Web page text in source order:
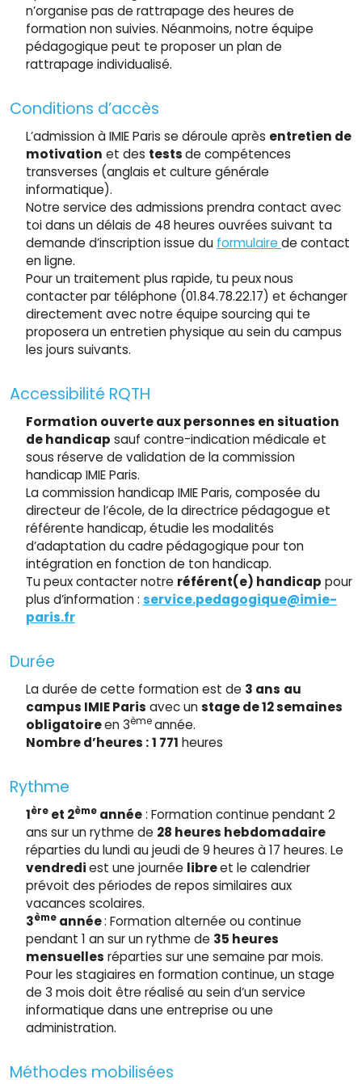
n’organise pas de rattrapage des heures de
formation non suivies. Néanmoins, notre équipe
pédagogique peut te proposer un plan de
rattrapage individualisé.
Conditions d’accès
L’admission à IMIE Paris se déroule après entretien de
motivation et des testsde compétences
transverses (anglais et culture générale
informatique).
Notre service des admissions prendra contact avec
toi dans un délais de 48 heures ouvrées suivant ta
demande d’inscription issue du formulaire de contact
en ligne.
Pour un traitement plus rapide, tu peux nous
contacter par téléphone (01.84.78.22.17) et échanger
directement avec notre équipe sourcing qui te
proposera un entretien physique au sein du campus
les jours suivants.
Accessibilité RQTH
Formation ouverte aux personnes en situation
de handicap sauf contre-indication médicale et
sous réserve de validation de la commission
handicap IMIE Paris.
La commission handicap IMIE Paris, composée du
directeur de l’école, de la directrice pédagogue et
référente handicap, étudie les modalités
d’adaptation du cadre pédagogique pour ton
intégration en fonction de ton handicap.
Tu peux contacter notre référent(e) handicap pour
plus d’information : service.pedagogique@imie-
paris.fr
Durée
La durée de cette formation est de 3 ans au
campus IMIE Paris avec unstage de 12 semaines
obligatoireen 3èmeannée.
Nombre d’heures :1 771 heures
Rythme
1ère et 2ème année: Formation continue pendant 2
ans sur un rythme de 28 heures hebdomadaire
réparties du lundi au jeudi de 9 heures à 17 heures. Le
vendrediest une journée libreet le calendrier
prévoit des périodes de repos similaires aux
vacances scolaires.
3ème année: Formation alternée ou continue
pendant 1 an sur un rythme de 35 heures
mensuelles réparties sur une semaine par mois.
Pour les stagiaires en formation continue, un stage
de 3 mois doit être réalisé au sein d’un service
informatique dans une entreprise ou une
administration.
Méthodes mobilisées